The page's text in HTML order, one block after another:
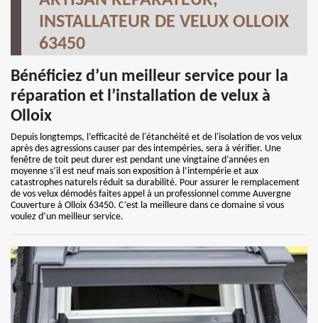
INSTALLATEUR DE VELUX OLLOIX
63450
Bénéficiez d’un meilleur service pour la
réparation et l’installation de velux à
Olloix
Depuis longtemps, l’efficacité de l'étanchéité et de l'isolation de vos velux
après des agressions causer par des intempéries, sera à vérifier. Une
fenêtre de toit peut durer est pendant une vingtaine d’années en
moyenne s’il est neuf mais son exposition à l’intempérie et aux
catastrophes naturels réduit sa durabilité. Pour assurer le remplacement
de vos velux démodés faites appel à un professionnel comme Auvergne
Couverture à Olloix 63450. C’est la meilleure dans ce domaine si vous
voulez d’un meilleur service.